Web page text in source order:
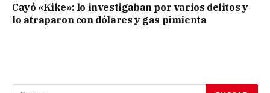
Cayó «Kike»: lo investigaban por varios delitos y
lo atraparon con dólares y gas pimienta